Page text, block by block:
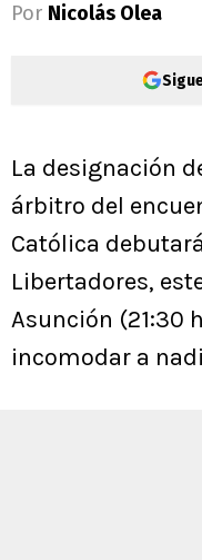
Por Nicolás Olea
La designación
árbitro del
Católica
Libertadores,
Asunción (21:30
incomodar a